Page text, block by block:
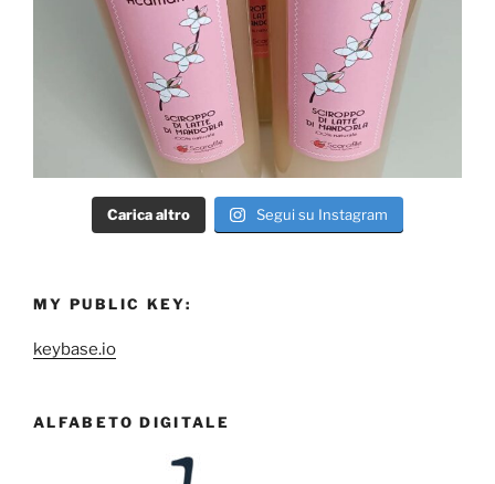
Carica altro Segui su Instagram
MY PUBLIC KEY:
keybase.io
ALFABETO DIGITALE